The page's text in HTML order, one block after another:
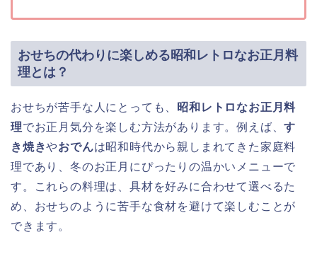
おせちの代わりに楽しめる昭和レトロなお正月料
理とは？
おせちが苦手な人にとっても、
昭和レトロなお正月料
理でお正月気分を楽しむ方法があります。例えば、す
き焼きやおでんは昭和時代から親しまれてきた家庭料
理であり、冬のお正月にぴったりの温かいメニューで
す。これらの料理は、具材を好みに合わせて選べるた
め、おせちのように苦手な食材を避けて楽しむことが
できます。